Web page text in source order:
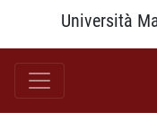
Università